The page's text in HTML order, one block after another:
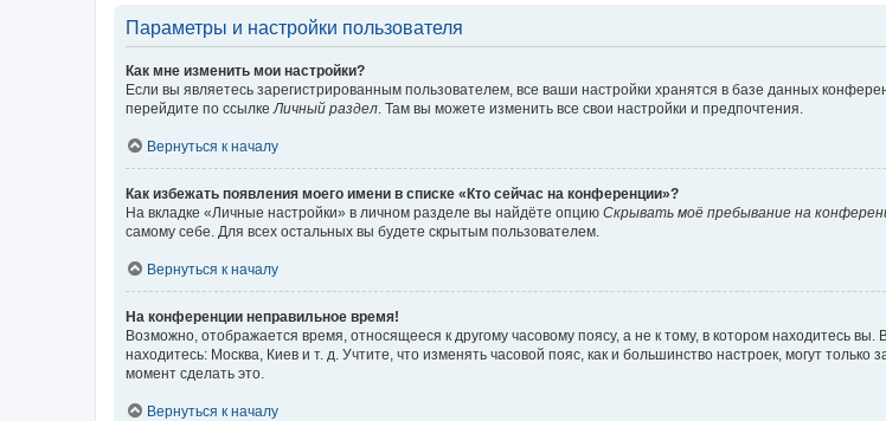
Параметры и настройки пользователя
Как мне изменить мои настройки?
Если вы являетесь зарегистрированным пользователем, все ваши настройки хранятся в базе данных
перейдите по ссылке Личный раздел . Там вы можете изменить все свои настройки и предпочтения.
Вернуться к началу
Как избежать появления моего имени в списке «Кто сейчас на конференции»?
На вкладке «Личные настройки» в личном разделе вы найдёте опцию Скрывать моё пребывание на
самому себе. Для всех остальных вы будете скрытым пользователем.
Вернуться к началу
На конференции неправильное время!
Возможно, отображается время, относящееся к другому часовому поясу, а не к тому, в котором находитесь
находитесь: Москва, Киев и т. д. Учтите, что изменять часовой пояс, как и большинство настроек, могут
момент сделать это.
Вернуться к началу